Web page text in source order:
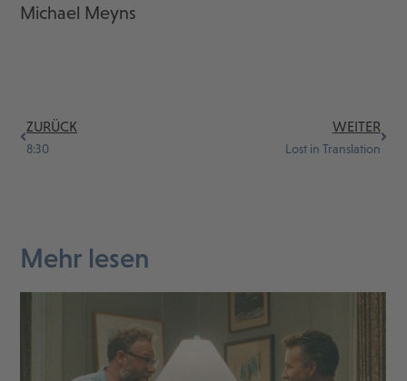
Michael Meyns
ZURÜCK
8:30
WEITER
Lost in Translation
Mehr lesen